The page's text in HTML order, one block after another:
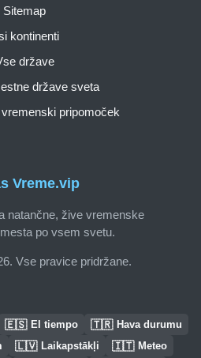
Vreme.vip
natančne, žive vremenske
po vsem svetu.
Vse pravice pridržane.
Sitemap
kontinenti
države
države sveta
pripomoček
🇪🇸 El tiempo 🇹🇷 Hava durumu
🇱🇻 Laikapstākļi 🇮🇹 Meteo